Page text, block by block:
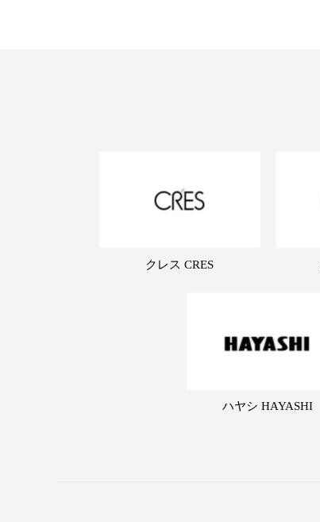
クレス CRES
ハヤシ HAYASHI